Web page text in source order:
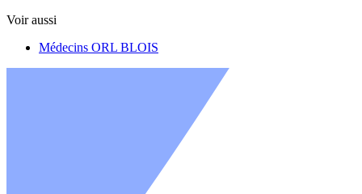
Voir aussi
Médecins ORL BLOIS